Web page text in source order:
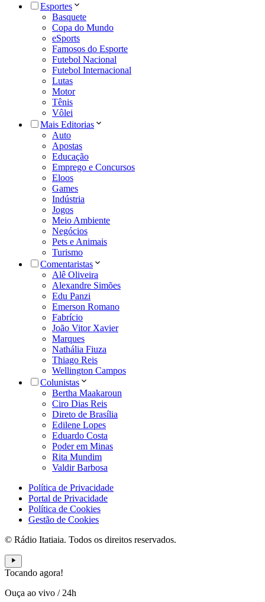
Esportes
Basquete
Copa do Mundo
eSports
Famosos do Esporte
Futebol Nacional
Futebol Internacional
Lutas
Motor
Tênis
Vôlei
Mais Editorias
Auto
Apostas
Educação
Emprego e Concursos
Eloos
Games
Indústria
Jogos
Meio Ambiente
Negócios
Pets e Animais
Turismo
Comentaristas
Alê Oliveira
Alexandre Simões
Edu Panzi
Emerson Romano
Fabrício
João Vitor Xavier
Marques
Nathália Fiuza
Thiago Reis
Wellington Campos
Colunistas
Bertha Maakaroun
Ciro Dias Reis
Direto de Brasília
Edilene Lopes
Eduardo Costa
Poder em Minas
Rita Mundim
Valdir Barbosa
Política de Privacidade
Portal de Privacidade
Política de Cookies
Gestão de Cookies
© Rádio Itatiaia. Todos os direitos reservados.
Tocando agora!
Ouça ao vivo / 24h